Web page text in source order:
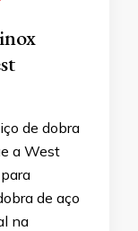
de dobra
a West
de aço
na